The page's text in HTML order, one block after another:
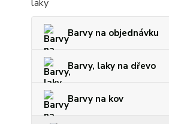
Barvy na objednávku
Barvy, laky na dřevo
Barvy na kov